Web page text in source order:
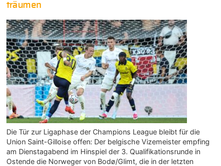
träumen
Die Tür zur Ligaphase der Champions League bleibt für die
Union Saint-Gilloise offen: Der belgische Vizemeister empfing
am Dienstagabend im Hinspiel der 3. Qualifikationsrunde in
Ostende die Norweger von Bodø/Glimt, die in der letzten